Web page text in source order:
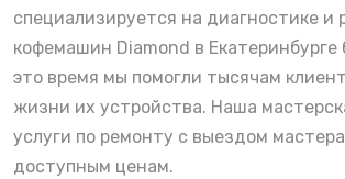
специализируется на диагностике и
кофемашин Diamond в Екатеринбурге
это время мы помогли тысячам
жизни их устройства. Наша
услуги по ремонту с выездом
доступным ценам.